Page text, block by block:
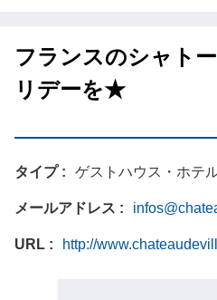
フランスのシャト
リデーを★
タイプ ゲストハウス・ホテ
メールアドレス
URL http://